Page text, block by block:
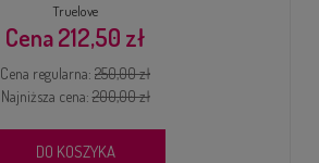
Truelove
212,50 zł
Cena regularna: 250,00 zł
Najniższa cena:200,00 zł
DO KOSZYKA